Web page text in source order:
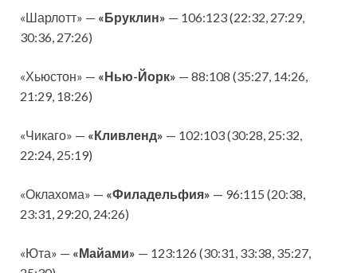
«Шарлотт» — «Бруклин» — 106:123 (22:32, 27:29,
30:36, 27:26)
«Хьюстон» — «Нью-Йорк» — 88:108 (35:27, 14:26,
21:29, 18:26)
«Чикаго» — «Кливленд» — 102:103 (30:28, 25:32,
22:24, 25:19)
«Оклахома» — «Филадельфия» — 96:115 (20:38,
23:31, 29:20, 24:26)
«Юта» — «Майами» — 123:126 (30:31, 33:38, 35:27,